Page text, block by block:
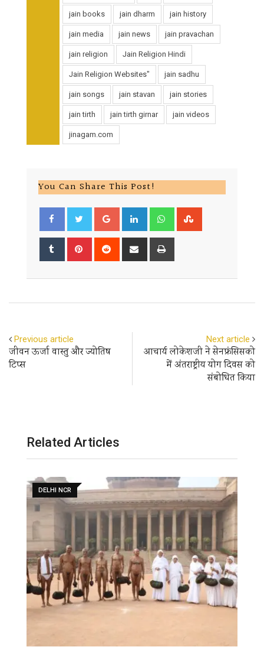
jain books jain dharm jain history
jain media jain news jain pravachan
jain religion Jain Religion Hindi
Jain Religion Websites" jain sadhu
jain songs jain stavan jain stories
jain tirth jain tirth girnar jain videos
jinagam.com
You Can Share This Post!
Google+ LinkedIn Whatsapp
Tumblr Pinterest Reddit
Share
Previous article
जीवन ऊर्जा वास्तु और ज्योतिष
टिप्स
Next article
आचार्य लोकेशजी ने सेनफ्रंसिसको
में अंतराष्ट्रीय योग दिवस को
संबोधित किया
Related Articles
DELHI NCR